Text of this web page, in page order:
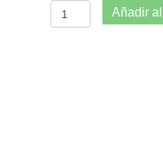
Limpiavidrios
cantidad
Añadir